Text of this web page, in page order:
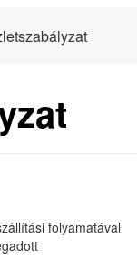
folyamatával